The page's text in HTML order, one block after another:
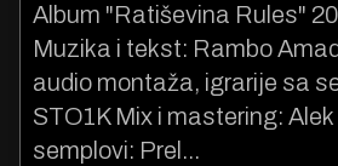
Album "Ratiševina Rules"
Muzika i tekst: Rambo
audio montaža, igrarije sa
STO1K Mix i mastering:
semplovi: Prel...